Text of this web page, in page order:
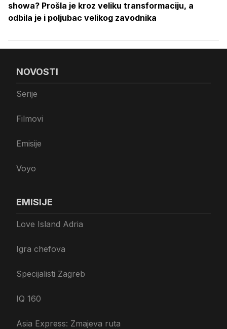
showa? Prošla je kroz veliku transformaciju, a
odbila je i poljubac velikog zavodnika
NOVOSTI
Serije
Filmovi
Emisije
Voyo
EMISIJE
Love Island Adria
Igra chefova
Specijalisti Zagreb
IQ 160
Asia Express: Zmajeva ruta